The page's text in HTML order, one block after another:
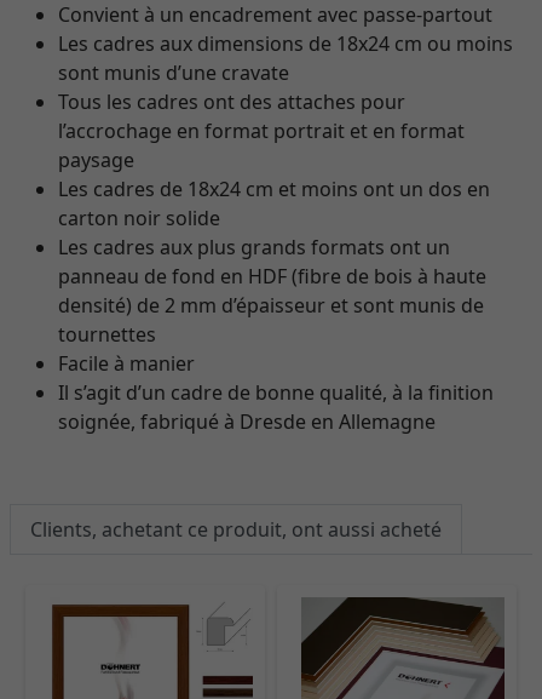
Convient à un encadrement avec passe-partout
Les cadres aux dimensions de 18x24 cm ou moins
sont munis d’une cravate
Tous les cadres ont des attaches pour
l’accrochage en format portrait et en format
paysage
Les cadres de 18x24 cm et moins ont un dos en
carton noir solide
Les cadres aux plus grands formats ont un
panneau de fond en HDF (fibre de bois à haute
densité) de 2 mm d’épaisseur et sont munis de
tournettes
Facile à manier
Il s’agit d’un cadre de bonne qualité, à la finition
soignée, fabriqué à Dresde en Allemagne
Clients, achetant ce produit, ont aussi acheté